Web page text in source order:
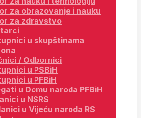
za obrazovanje i nauku
za zdravstvo
u skupštinama
/ Odbornici
u PSBiH
u PFBiH
u Domu naroda PFBiH
u NSRS
u Vijeću naroda RS